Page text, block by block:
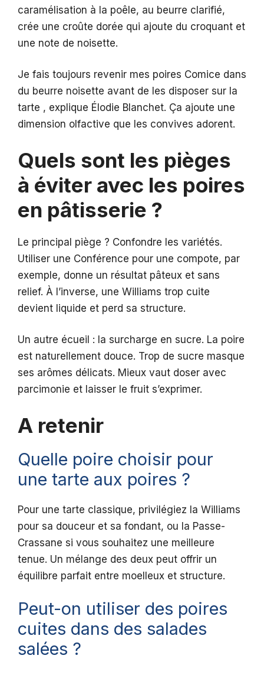
caramélisation à la poêle, au beurre clarifié,
crée une croûte dorée qui ajoute du croquant et
une note de noisette.
Je fais toujours revenir mes poires Comice dans
du beurre noisette avant de les disposer sur la
tarte , explique Élodie Blanchet. Ça ajoute une
dimension olfactive que les convives adorent.
Quels sont les pièges
à éviter avec les poires
en pâtisserie ?
Le principal piège ? Confondre les variétés.
Utiliser une Conférence pour une compote, par
exemple, donne un résultat pâteux et sans
relief. À l’inverse, une Williams trop cuite
devient liquide et perd sa structure.
Un autre écueil : la surcharge en sucre. La poire
est naturellement douce. Trop de sucre masque
ses arômes délicats. Mieux vaut doser avec
parcimonie et laisser le fruit s’exprimer.
A retenir
Quelle poire choisir pour
une tarte aux poires ?
Pour une tarte classique, privilégiez la Williams
pour sa douceur et sa fondant, ou la Passe-
Crassane si vous souhaitez une meilleure
tenue. Un mélange des deux peut offrir un
équilibre parfait entre moelleux et structure.
Peut-on utiliser des poires
cuites dans des salades
salées ?